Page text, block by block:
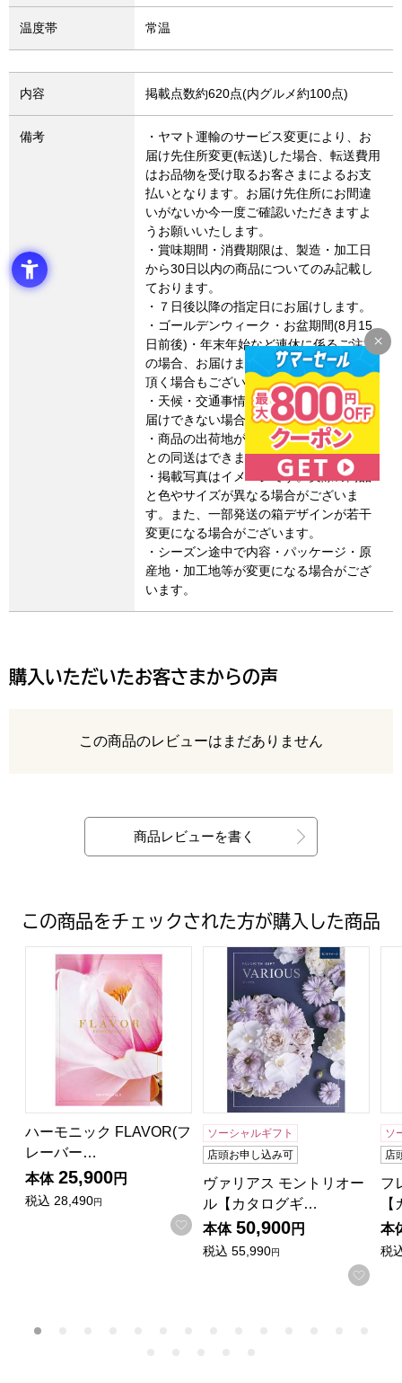
温度帯 常温
内容 掲載点数約620点(内グルメ約100点)
備考
・ヤマト運輸のサービス変更により、お
届け先住所変更(転送)した場合、転送費用
はお品物を受け取るお客さまによるお支
払いとなります。お届け先住所にお間違
いがないか今一度ご確認いただきますよ
うお願いいたします。
・賞味期間・消費期限は、製造・加工日
から30日以内の商品についてのみ記載し
ております。
・７日後以降の指定日にお届けします。
・ゴールデンウィーク・お盆期間(8月15
日前後)・年末年始など連休に係るご注文
の場合、お届けまでに通常よりお時間を
頂く場合もございます。
・天候・交通事情によりご希望通りにお
届けできない場合があります。
・商品の出荷地が異なるため、他の商品
との同送はできません。
・掲載写真はイメージです。実際の商品
と色やサイズが異なる場合がございま
す。また、一部発送の箱デザインが若干
変更になる場合がございます。
・シーズン途中で内容・パッケージ・原
産地・加工地等が変更になる場合がござ
います。
購入いただいたお客さまからの声
レビュー
この商品のレビューはまだありません
商品レビューを書く
この商品をチェックされた方が購入した商品
ハーモニック FLAVOR(フレーバー) サンダルウッド【夏
ハーモニック FLAVOR(フ
レーバー…
本体 25,900円
税込 28,490円
お気に入りに登録する
ヴァリアス モントリオール
ソーシャルギフト
店頭お申し込み可
ヴァリアス モントリオー
ル【カタログギ…
本体 50,900円
税込 55,990円
お気
ソ
店
フ
本
税